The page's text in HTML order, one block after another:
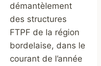
démantèlement
des structures
FTPF de la région
bordelaise, dans le
courant de l’année